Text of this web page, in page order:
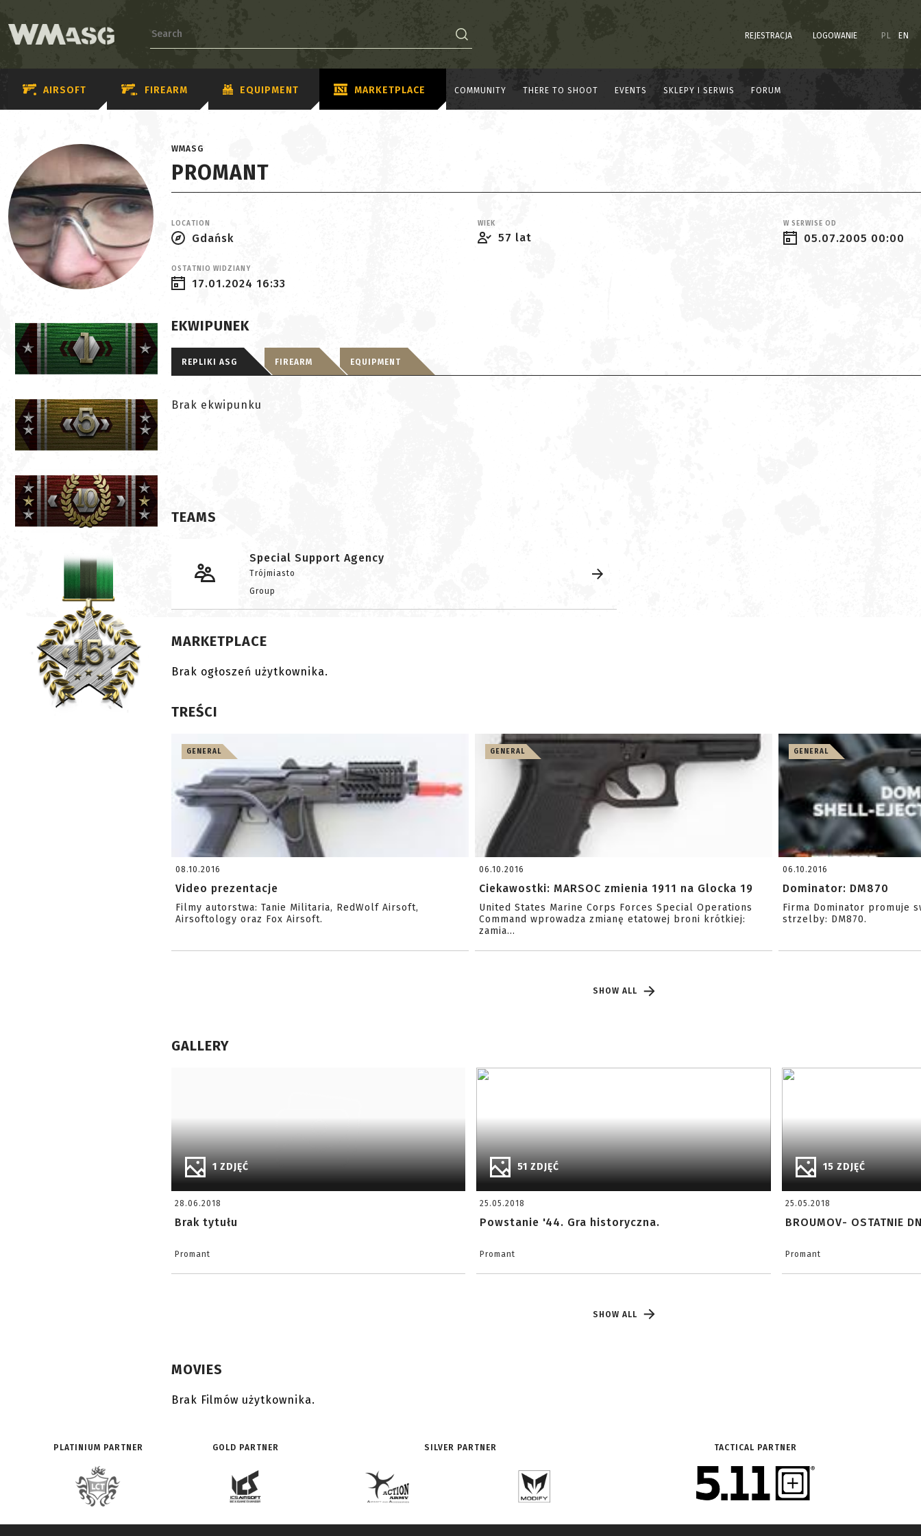
REJESTRACJA LOGOWANIE PL EN
AIRSOFT FIREARM EQUIPMENT MARKETPLACE COMMUNITY THERE TO SHOOT EVENTS SKLEPY I SERWIS FORUM
WMASG
PROMANT
LOCATION
Gdańsk
WIEK
57 lat
W SERWISE OD
05.07.2005 00:00
OSTATNIO WIDZIANY
17.01.2024 16:33
EKWIPUNEK
REPLIKI ASG FIREARM EQUIPMENT
Brak ekwipunku
TEAMS
Special Support Agency
Trójmiasto
Group
MARKETPLACE
Brak ogłoszeń użytkownika.
TREŚCI
GENERAL
08.10.2016
Video prezentacje
Filmy autorstwa: Tanie Militaria, RedWolf Airsoft,
Airsoftology oraz Fox Airsoft.
GENERAL
06.10.2016
Ciekawostki: MARSOC zmienia 1911 na Glocka 19
United States Marine Corps Forces Special Operations
Command wprowadza zmianę etatowej broni krótkiej:
zamia...
GENERAL
06.10.2016
Dominator: DM870
Firma Dominator promuje
strzelby: DM870.
SHOW ALL
GALLERY
1 ZDJĘĆ
28.06.2018
Brak tytułu
Promant
51 ZDJĘĆ
25.05.2018
Powstanie '44. Gra historyczna.
Promant
15 ZDJĘĆ
25.05.2018
BROUMOV- OSTATNIE
Promant
SHOW ALL
MOVIES
Brak Filmów użytkownika.
PLATINIUM PARTNER GOLD PARTNER SILVER PARTNER TACTICAL PARTNER